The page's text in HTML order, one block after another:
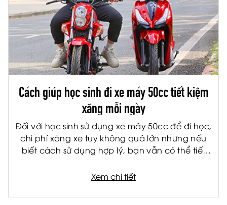
Cách giúp học sinh đi xe máy 50cc tiết kiệm
xăng mỗi ngày
Đối với học sinh sử dụng xe máy 50cc để đi học,
chi phí xăng xe tuy không quá lớn nhưng nếu
biết cách sử dụng hợp lý, bạn vẫn có thể tiết
chi phí cho gia đình, việc tiết kiệm nhiên liệu còn
hóc về lâu dài.
Xem chi tiết